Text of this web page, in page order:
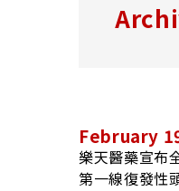
February
樂天醫藥宣布
第一線復發性